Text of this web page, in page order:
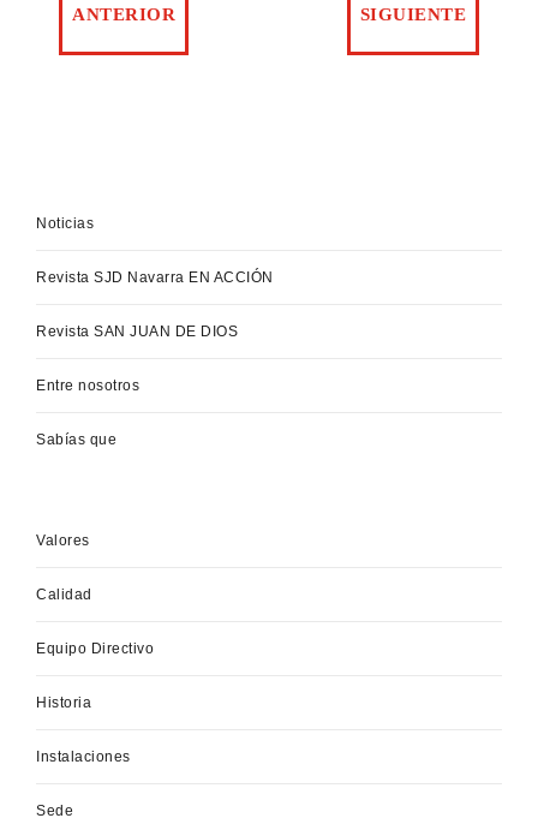
Noticias
Revista SJD Navarra EN ACCIÓN
Revista SAN JUAN DE DIOS
Entre nosotros
Sabías que
Valores
Calidad
Equipo Directivo
Historia
Instalaciones
Sede